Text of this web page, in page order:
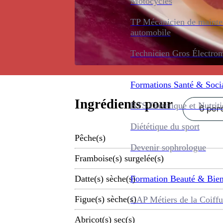
TP Mécanicien de
automobile
Technicien Gros
Formations Santé &
BTS Diététique et
Diététique du sport
Devenir sophrologue
Formation Beauté &
CAP Métiers de la
Ingrédients pour 6
Pêche(s)
Framboise(s) surgelée(s)
Datte(s) sèche(s)
Figue(s) sèche(s)
Abricot(s) sec(s)